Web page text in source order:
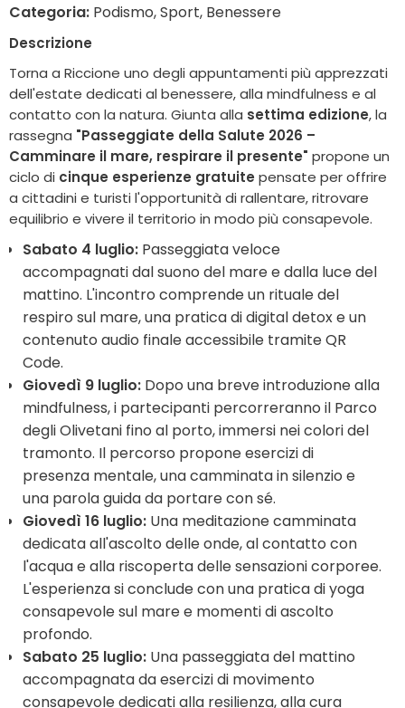
Categoria: Podismo, Sport, Benessere
Descrizione
Torna a Riccione uno degli appuntamenti più apprezzati
dell'estate dedicati al benessere, alla mindfulness e al
contatto con la natura. Giunta alla settima edizione, la
rassegna "Passeggiate della Salute 2026 –
Camminare il mare, respirare il presente" propone un
ciclo di cinque esperienze gratuite pensate per offrire
a cittadini e turisti l'opportunità di rallentare, ritrovare
equilibrio e vivere il territorio in modo più consapevole.
Sabato 4 luglio: Passeggiata veloce
accompagnati dal suono del mare e dalla luce del
mattino. L'incontro comprende un rituale del
respiro sul mare, una pratica di digital detox e un
contenuto audio finale accessibile tramite QR
Code.
Giovedì 9 luglio: Dopo una breve introduzione alla
mindfulness, i partecipanti percorreranno il Parco
degli Olivetani fino al porto, immersi nei colori del
tramonto. Il percorso propone esercizi di
presenza mentale, una camminata in silenzio e
una parola guida da portare con sé.
Giovedì 16 luglio: Una meditazione camminata
dedicata all'ascolto delle onde, al contatto con
l'acqua e alla riscoperta delle sensazioni corporee.
L'esperienza si conclude con una pratica di yoga
consapevole sul mare e momenti di ascolto
profondo.
Sabato 25 luglio: Una passeggiata del mattino
accompagnata da esercizi di movimento
consapevole dedicati alla resilienza, alla cura